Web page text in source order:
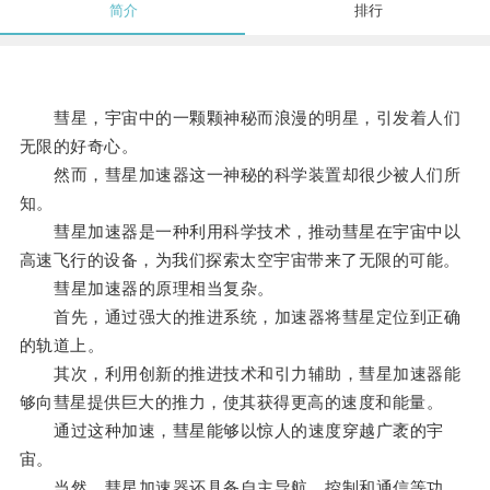
简介 排行
彗星，宇宙中的一颗颗神秘而浪漫的明星，引发着人们
无限的好奇心。
然而，彗星加速器这一神秘的科学装置却很少被人们所
知。
彗星加速器是一种利用科学技术，推动彗星在宇宙中以
高速飞行的设备，为我们探索太空宇宙带来了无限的可能。
彗星加速器的原理相当复杂。
首先，通过强大的推进系统，加速器将彗星定位到正确
的轨道上。
其次，利用创新的推进技术和引力辅助，彗星加速器能
够向彗星提供巨大的推力，使其获得更高的速度和能量。
通过这种加速，彗星能够以惊人的速度穿越广袤的宇
宙。